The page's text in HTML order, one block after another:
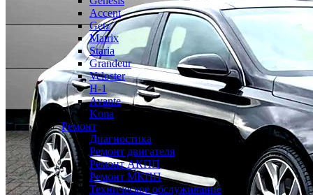
Accent
Getz
Matrix
Staria
Grandeur
Veloster
H-1
Avante
Kona
Ремонт
Диагностика
Ремонт двигателя
Ремонт АКПП
Ремонт МКПП
Техническое обслуживание